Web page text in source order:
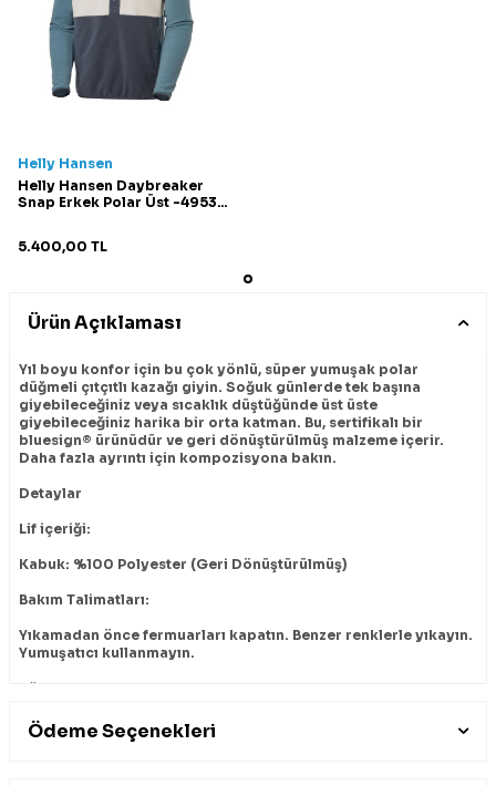
Helly Hansen
Helly Hansen Daybreaker
Snap Erkek Polar Üst -49531
5.400,00 TL
Ürün Açıklaması
Yıl boyu konfor için bu çok yönlü, süper yumuşak polar
düğmeli çıtçıtlı kazağı giyin. Soğuk günlerde tek başına
giyebileceğiniz veya sıcaklık düştüğünde üst üste
giyebileceğiniz harika bir orta katman. Bu, sertifikalı bir
bluesign® ürünüdür ve geri dönüştürülmüş malzeme içerir.
Daha fazla ayrıntı için kompozisyona bakın.
Detaylar
Lif içeriği:
Kabuk: %100 Polyester (Geri Dönüştürülmüş)
Bakım Talimatları:
Yıkamadan önce fermuarları kapatın. Benzer renklerle yıkayın.
Yumuşatıcı kullanmayın.
Ağırlık: 330g
Özellikler
Ödeme Seçenekleri